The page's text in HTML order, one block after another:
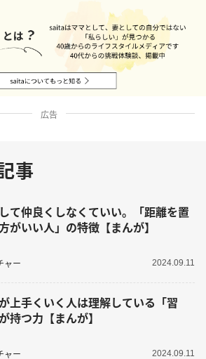
広告
事
て仲良くしなくていい。「距離を置
がいい人」の特徴【まんが】
ャー 2024.09.11
上手くいく人は理解している「習
持つ力【まんが】
ャー 2024.09.11